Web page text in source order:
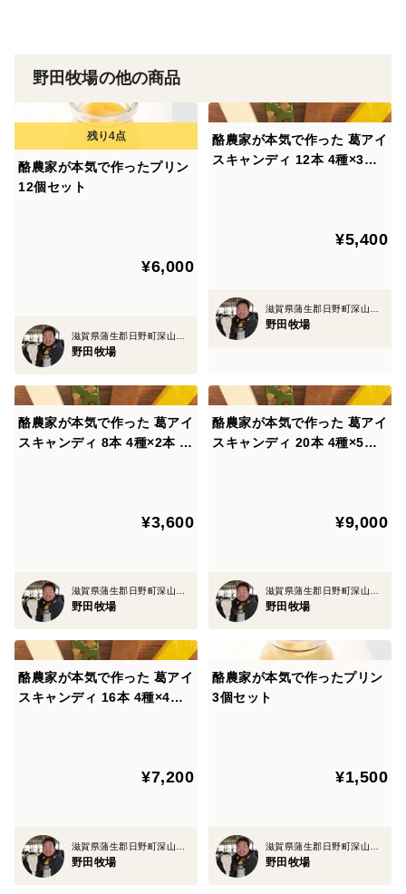
野田牧場の他の商品
酪農家が本気で作ったプリン
12個セット
¥6,000
野田牧場
酪農家が本気で作った 葛アイ
スキャンディ 12本 4種×3本
¥5,400
野田牧場
酪農家が本気で作った 葛アイ
スキャンディ 8本 4種×2本 ミ
¥3,600
滋賀県蒲生郡日野町深山口714
野田牧場
酪農家が本気で作った 葛アイ
スキャンディ 20本 4種×5本
¥9,000
滋賀県蒲生郡日野町深山口714
野田牧場
酪農家が本気で作った 葛アイ
スキャンディ 16本 4種×4本
¥7,200
野田牧場
酪農家が本気で作ったプリン
3個セット
¥1,500
野田牧場